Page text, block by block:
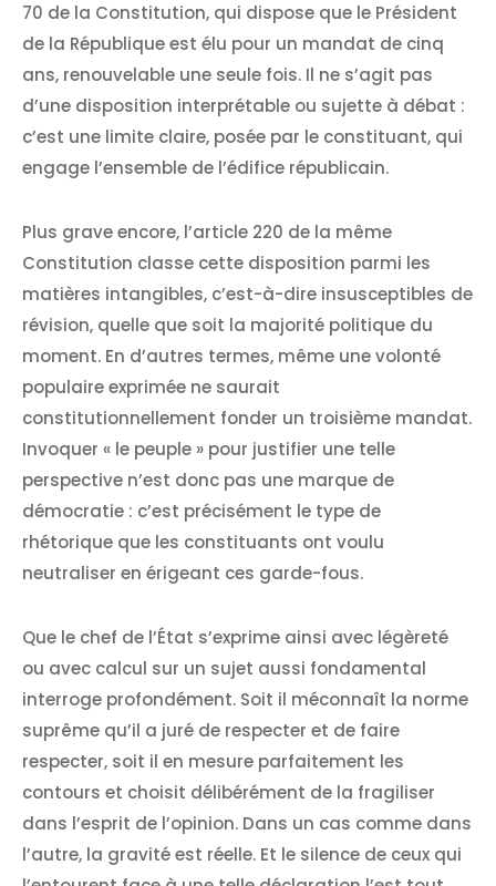
70 de la Constitution, qui dispose que le Président
de la République est élu pour un mandat de cinq
ans, renouvelable une seule fois. Il ne s’agit pas
d’une disposition interprétable ou sujette à débat :
c’est une limite claire, posée par le constituant, qui
engage l’ensemble de l’édifice républicain.
Plus grave encore, l’article 220 de la même
Constitution classe cette disposition parmi les
matières intangibles, c’est-à-dire insusceptibles de
révision, quelle que soit la majorité politique du
moment. En d’autres termes, même une volonté
populaire exprimée ne saurait
constitutionnellement fonder un troisième mandat.
Invoquer « le peuple » pour justifier une telle
perspective n’est donc pas une marque de
démocratie : c’est précisément le type de
rhétorique que les constituants ont voulu
neutraliser en érigeant ces garde-fous.
Que le chef de l’État s’exprime ainsi avec légèreté
ou avec calcul sur un sujet aussi fondamental
interroge profondément. Soit il méconnaît la norme
suprême qu’il a juré de respecter et de faire
respecter, soit il en mesure parfaitement les
contours et choisit délibérément de la fragiliser
dans l’esprit de l’opinion. Dans un cas comme dans
l’autre, la gravité est réelle. Et le silence de ceux qui